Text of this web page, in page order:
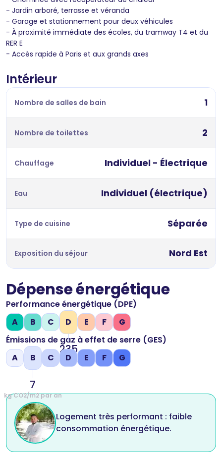
- Jardin arboré, terrasse et véranda
- Garage et stationnement pour deux véhicules
- À proximité immédiate des écoles, du tramway T4 et du
RER E
- Accès rapide à Paris et aux grands axes
Intérieur
Nombre de salles de bain 1
Nombre de toilettes 2
Chauffage Individuel - Électrique
Eau Individuel (électrique)
Type de cuisine Séparée
Exposition du séjour Nord Est
Dépense énergétique
Performance énergétique (DPE)
A
B C D
235
kWh/m2 par an
E F
G
Émissions de gaz à effet de serre (GES)
A
B
7
kg CO2/m2 par an
C D E F G
Logement très performant : faible
consommation énergétique.